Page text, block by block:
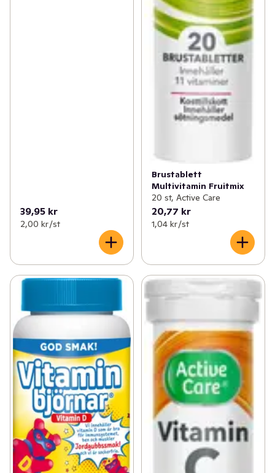
39,95 kr
2,00 kr /st
Brustablett
Multivitamin Fruitmix
20 st, Active Care
20,77 kr
1,04 kr /st